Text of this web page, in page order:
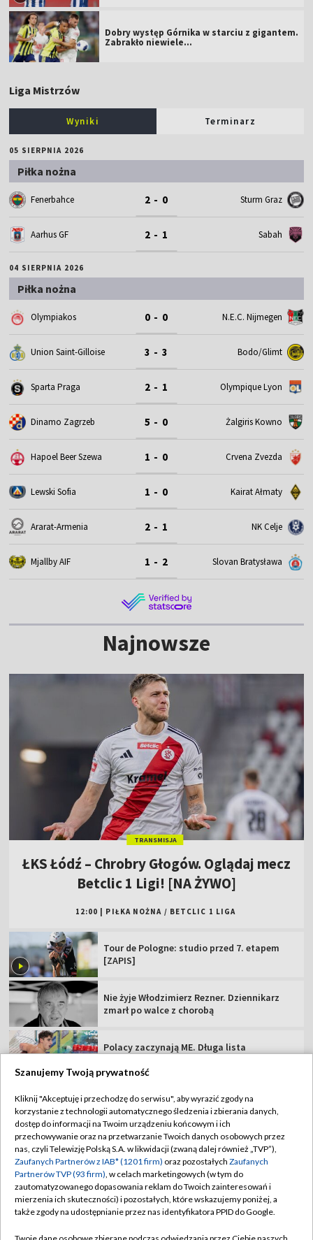
Dobry występ Górnika w starciu z gigantem.
Zabrakło niewiele...
Liga Mistrzów
Wyniki Terminarz
05 SIERPNIA 2026
Piłka nożna
Fenerbahce 2 - 0 Sturm Graz
Aarhus GF 2 - 1 Sabah
04 SIERPNIA 2026
Piłka nożna
Olympiakos 0 - 0 N.E.C. Nijmegen
Union Saint-Gilloise 3 - 3 Bodo/Glimt
Sparta Praga 2 - 1 Olympique Lyon
Dinamo Zagrzeb 5 - 0 Żalgiris Kowno
Hapoel Beer Szewa 1 - 0 Crvena Zvezda
Lewski Sofia 1 - 0 Kairat Ałmaty
Ararat-Armenia 2 - 1 NK Celje
Mjallby AIF 1 - 2 Slovan Bratysława
Najnowsze
TRANSMISJA
ŁKS Łódź – Chrobry Głogów. Oglądaj mecz
Betclic 1 Ligi! [NA ŻYWO]
12:00 | PIŁKA NOŻNA / BETCLIC 1 LIGA
Tour de Pologne: studio przed 7. etapem
[ZAPIS]
Nie żyje Włodzimierz Rezner. Dziennikarz
zmarł po walce z chorobą
Polacy zaczynają ME. Długa lista
FIFA odpiera zarzuty i oskarża krytyków o
nieuczciwość
Niezbędnik 3. kolejki PKO BP Ekstraklasy.
Sprawdź szczegóły
De Paul pamiętał o Messim. Wyjątkowa
dedykacja po golu
Szanujemy Twoją prywatność
Kliknij "Akceptuję i przechodzę do serwisu", aby wyrazić zgody na
korzystanie z technologii automatycznego śledzenia i zbierania danych,
dostęp do informacji na Twoim urządzeniu końcowym i ich
przechowywanie oraz na przetwarzanie Twoich danych osobowych przez
nas, czyli Telewizję Polską S.A. w likwidacji (zwaną dalej również „TVP”),
Zaufanych Partnerów z IAB* (1201 firm) oraz pozostałych Zaufanych
Partnerów TVP (93 firm), w celach marketingowych (w tym do
zautomatyzowanego dopasowania reklam do Twoich zainteresowań i
mierzenia ich skuteczności) i pozostałych, które wskazujemy poniżej, a
także zgody na udostępnianie przez nas identyfikatora PPID do Google.